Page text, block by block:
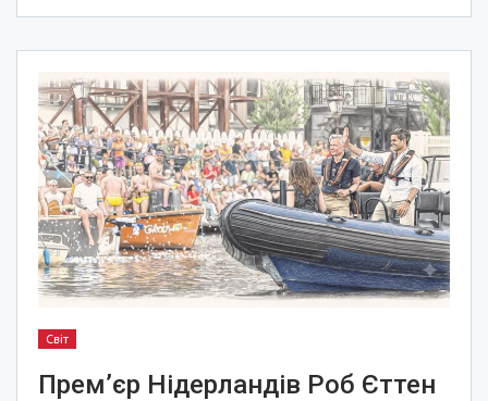
Світ
Прем’єр Нідерландів Роб Єттен